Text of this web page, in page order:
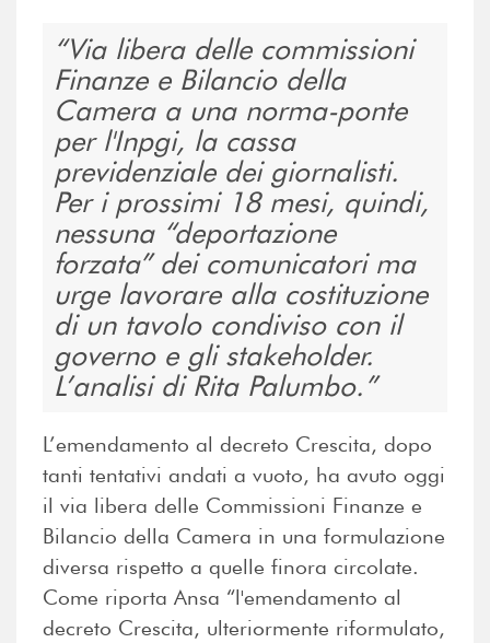
Via libera delle commissioni
Finanze e Bilancio della
Camera a una norma-ponte
per l'Inpgi, la cassa
previdenziale dei giornalisti.
Per i prossimi 18 mesi, quindi,
nessuna “deportazione
forzata” dei comunicatori ma
urge lavorare alla costituzione
di un tavolo condiviso con il
governo e gli stakeholder.
L’analisi di Rita Palumbo.
L’emendamento al decreto Crescita, dopo
tanti tentativi andati a vuoto, ha avuto oggi
il via libera delle Commissioni Finanze e
Bilancio della Camera in una formulazione
diversa rispetto a quelle finora circolate.
Come riporta Ansa “l'emendamento al
decreto Crescita, ulteriormente riformulato,